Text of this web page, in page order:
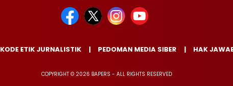
KODE ETIK JURNALISTIK PEDOMAN MEDIA SIBER HAK
COPYRIGHT © 2026 BAPERS - ALL RIGHTS RESERVED